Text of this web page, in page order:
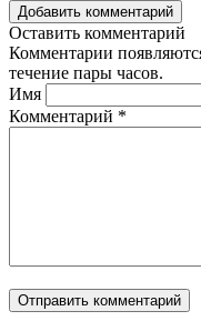
Добавить комментарий
Оставить комментарий
Комментарии
течение пары часов.
Имя
Комментарий *